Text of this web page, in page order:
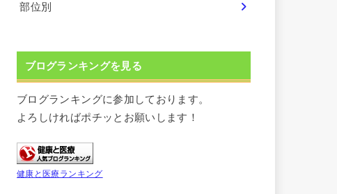
部位別
ブログランキングを見る
ブログランキングに参加しております。
よろしければポチッとお願いします！
健康と医療ランキング